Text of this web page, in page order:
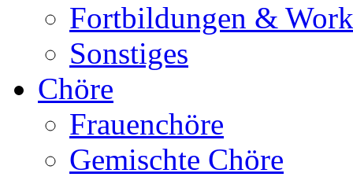
Fortbildungen &
Sonstiges
Chöre
Frauenchöre
Gemischte Chöre